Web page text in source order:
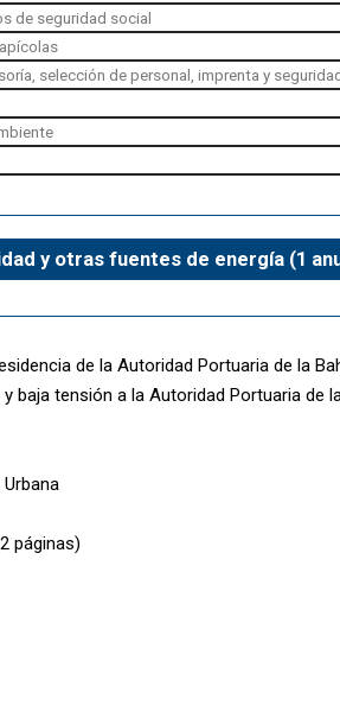
de seguridad social
selección de personal, imprenta y
y otras fuentes de energía (1
de la Autoridad Portuaria de la
baja tensión a la Autoridad Portuaria de
páginas)